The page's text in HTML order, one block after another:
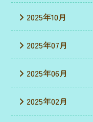
2025年10月
2025年07月
2025年06月
2025年02月